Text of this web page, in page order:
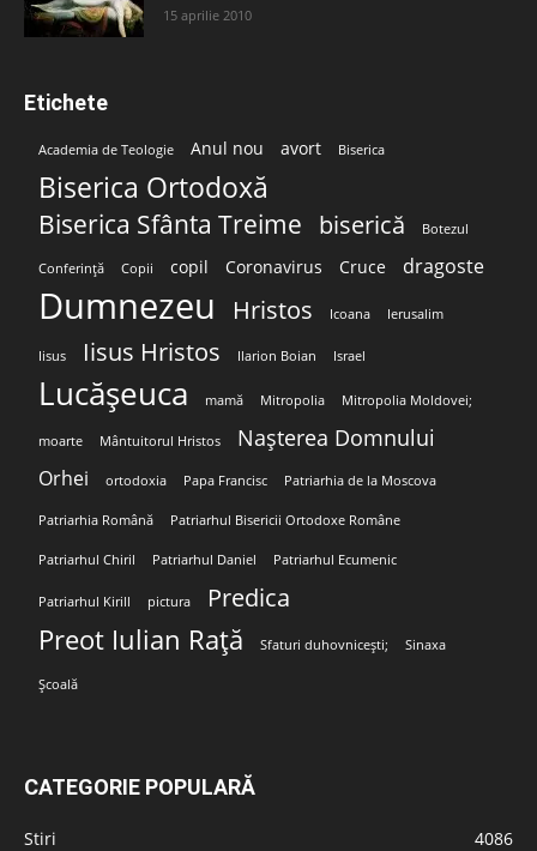
15 aprilie 2010
Etichete
Academia de Teologie Anul nou avort Biserica
Biserica Ortodoxă
Biserica Sfânta Treime biserică Botezul
Conferință Copii copil Coronavirus Cruce dragoste
Dumnezeu Hristos Icoana Ierusalim
Iisus Iisus Hristos Ilarion Boian Israel
Lucășeuca mamă Mitropolia Mitropolia Moldovei;
moarte Mântuitorul Hristos Nașterea Domnului
Orhei ortodoxia Papa Francisc Patriarhia de la Moscova
Patriarhia Română Patriarhul Bisericii Ortodoxe Române
Patriarhul Chiril Patriarhul Daniel Patriarhul Ecumenic
Patriarhul Kirill pictura Predica
Preot Iulian Rață Sfaturi duhovnicești; Sinaxa
Școală
CATEGORIE POPULARĂ
Stiri
4086